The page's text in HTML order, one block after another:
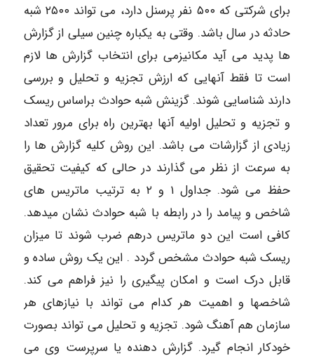
برای شرکتی که ۵۰۰ نفر پرسنل دارد، می تواند ۲۵۰۰ شبه
حادثه در سال باشد. وقتی به یکباره چنین سیلی از گزارش
ها پدید می آید مکانیزمی برای انتخاب گزارش ها لازم
است تا فقط آنهایی که ارزش تجزیه و تحلیل و بررسی
دارند شناسایی شوند. گزینش شبه حوادث براساس ریسک
و تجزیه و تحلیل اولیه آنها بهترین راه برای مرور تعداد
زیادی از گزارشات می باشد. این روش کلیه گزارش ها را
به سرعت از نظر می گذارند در حالی که کیفیت تحقیق
حفظ می شود. جداول ۱ و ۲ به ترتیب ماتریس های
شاخص و پیامد را در رابطه با شبه حوادث نشان میدهد.
کافی است این دو ماتریس درهم ضرب شوند تا میزان
ریسک شبه حوادث مشخص گردد . این یک روش ساده و
قابل درک است و امکان پیگیری را نیز فراهم می کند.
شاخصها و اهمیت هر کدام می تواند با نیازهای هر
سازمان هم آهنگ شود. تجزیه و تحلیل می تواند بصورت
خودکار انجام گیرد. گزارش دهنده یا سرپرست وی می